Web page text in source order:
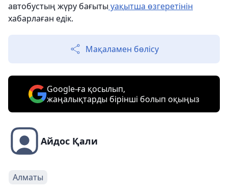
автобустың жүру бағыты уақытша өзгеретінін
хабарлаған едік.
Мақаламен бөлісу
Google-ға қосылып,
жаңалықтарды бірінші болып оқыңыз
Айдос Қали
Алматы